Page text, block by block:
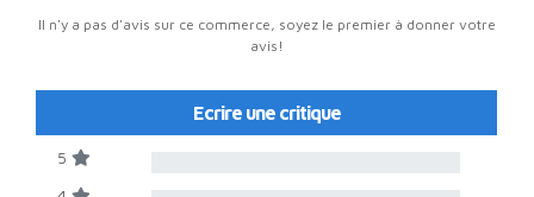
Il n'y a pas d'avis sur ce commerce, soyez le premier à donner votre
avis!
Ecrire une critique
5